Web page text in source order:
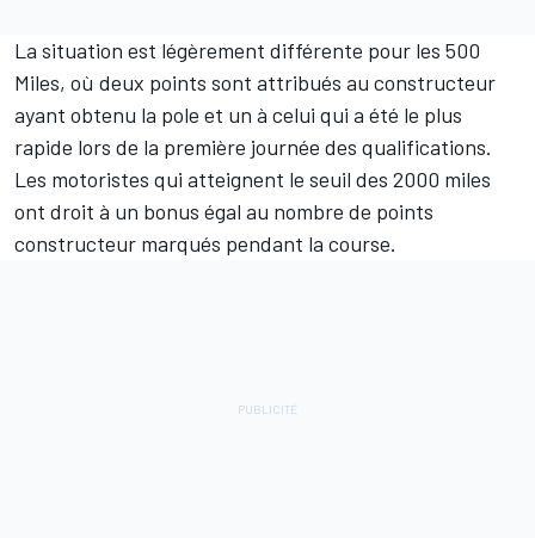
La situation est légèrement différente pour les 500
Miles, où deux points sont attribués au constructeur
ayant obtenu la pole et un à celui qui a été le plus
rapide lors de la première journée des qualifications.
Les motoristes qui atteignent le seuil des 2000 miles
ont droit à un bonus égal au nombre de points
constructeur marqués pendant la course.